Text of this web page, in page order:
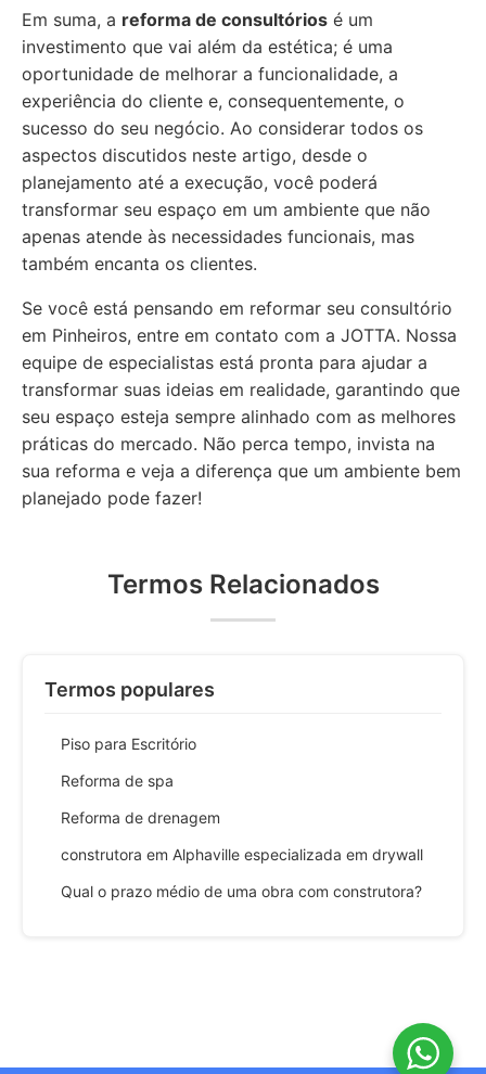
Em suma, a reforma de consultórios é um
investimento que vai além da estética; é uma
oportunidade de melhorar a funcionalidade, a
experiência do cliente e, consequentemente, o
sucesso do seu negócio. Ao considerar todos os
aspectos discutidos neste artigo, desde o
planejamento até a execução, você poderá
transformar seu espaço em um ambiente que não
apenas atende às necessidades funcionais, mas
também encanta os clientes.
Se você está pensando em reformar seu consultório
em Pinheiros, entre em contato com a JOTTA. Nossa
equipe de especialistas está pronta para ajudar a
transformar suas ideias em realidade, garantindo que
seu espaço esteja sempre alinhado com as melhores
práticas do mercado. Não perca tempo, invista na
sua reforma e veja a diferença que um ambiente bem
planejado pode fazer!
Termos Relacionados
Termos populares
Piso para Escritório
Reforma de spa
Reforma de drenagem
construtora em Alphaville especializada em drywall
Qual o prazo médio de uma obra com construtora?